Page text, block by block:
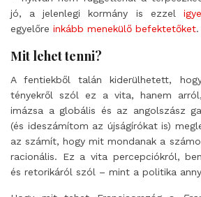
jó, a jelenlegi kormány is ezzel
egyelőre inkább menekülő befektetőket.
Mit lehet tenni?
A fentiekből talán kiderülhetett,
tényekről szól ez a vita, hanem
imázsa a globális és az angolszász
(és ideszámítom az újságírókat is)
az számít, hogy mit mondanak a
racionális. Ez a vita percepciókról,
és retorikáról szól – mint a politika